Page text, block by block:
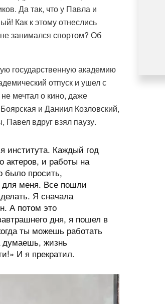
Да так, что у Павла и
Как к этому отнеслись
занимался спортом? Об
государственную академию
отпуск и ушел с
мечтал о кино, даже
и Даниил Козловский,
вдруг взял паузу.
института. Каждый год
актеров, и работы на
было просить,
для меня. Все пошли
Я сначала
А потом это
дня, я пошел в
ты можешь работать
думаешь, жизнь
И я прекратил.